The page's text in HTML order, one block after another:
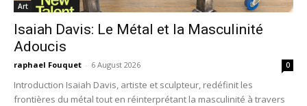
Art
Isaiah Davis: Le Métal et la Masculinité
Adoucis
raphael Fouquet - 6 August 2026 0
Introduction Isaiah Davis, artiste et sculpteur, redéfinit les
frontières du métal tout en réinterprétant la masculinité à travers